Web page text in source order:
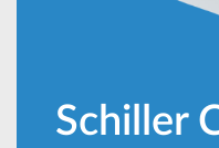
Schiller